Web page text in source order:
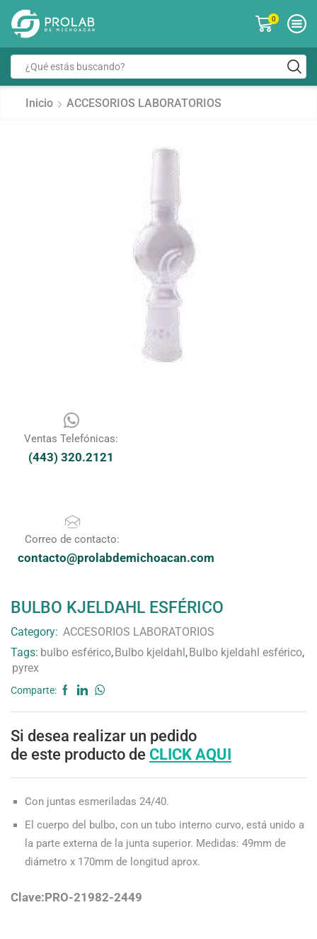
0
Inicio ACCESORIOS LABORATORIOS
Ventas Telefónicas:
(443) 320.2121
Correo de contacto:
contacto@prolabdemichoacan.com
BULBO KJELDAHL ESFÉRICO
Category: ACCESORIOS LABORATORIOS
Tags: bulbo esférico,Bulbo kjeldahl,Bulbo kjeldahl esférico,
pyrex
Comparte:
Si desea realizar un pedido
de este producto de CLICK AQUI
Con juntas esmeriladas 24/40.
El cuerpo del bulbo, con un tubo interno curvo, está unido a
la parte externa de la junta superior. Medidas: 49mm de
diámetro x 170mm de longitud aprox.
Clave:PRO-21982-2449